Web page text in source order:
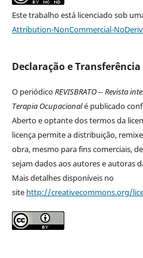
Este trabalho está licenciado sob
Attribution-NonCommercial-
Declaração e
O periódicoREVISBRATO -- Revista
Terapia Ocupacionalé publicado
Aberto e optante dos termos da
licença permite a distribuição,
obra, mesmo para fins comerciais,
sejam dados aos autores e autoras
Mais detalhes disponíveis no
site http://creativecommons.org/